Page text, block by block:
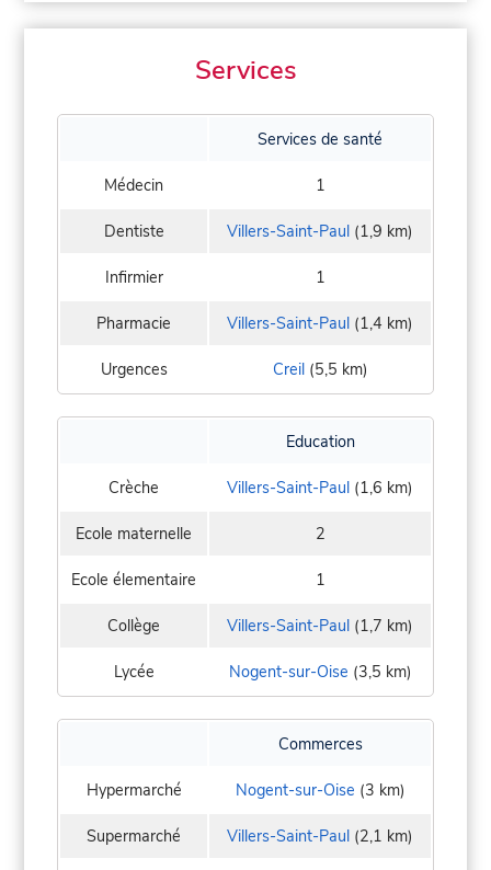
Services
Services de santé
Médecin 1
Dentiste Villers-Saint-Paul (1,9 km)
Infirmier 1
Pharmacie Villers-Saint-Paul (1,4 km)
Urgences Creil(5,5 km)
Education
Crèche Villers-Saint-Paul (1,6 km)
Ecole maternelle 2
Ecole élementaire 1
Collège Villers-Saint-Paul (1,7 km)
Lycée Nogent-sur-Oise (3,5 km)
Commerces
Hypermarché Nogent-sur-Oise (3 km)
Supermarché Villers-Saint-Paul (2,1 km)